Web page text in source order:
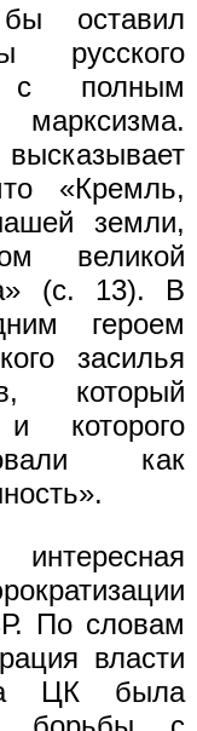
оставил
русского
с полным
«Кремль,
земли,
великой
(с. 13). В
героем
засилья
который
которого
как
По словам
власти
ЦК была